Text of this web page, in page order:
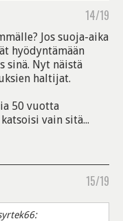
14/19
Jos suoja-aika
hyödyntämään
sinä. Nyt näistä
haltijat.
50 vuotta
vain sitä...
15/19